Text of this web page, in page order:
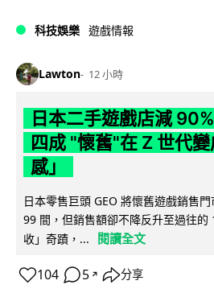
科技娛樂 遊戲情報
Lawton 12 小時
日本二手遊戲店減
四成 "懷舊"在 Z 世代
感」
日本零售巨頭 GEO 將懷舊遊戲銷售
99 間，但銷售額卻不降反升至過往的
收」奇蹟，...
閱讀全文
104 5 ↗ 分享